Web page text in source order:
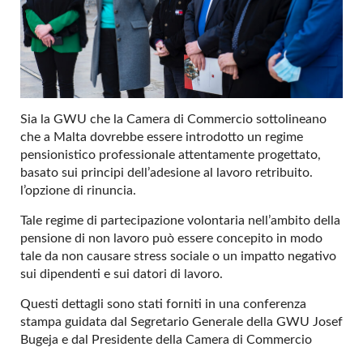
Sia la GWU che la Camera di Commercio sottolineano
che a Malta dovrebbe essere introdotto un regime
pensionistico professionale attentamente progettato,
basato sui principi dell’adesione al lavoro retribuito.
l’opzione di rinuncia.
Tale regime di partecipazione volontaria nell’ambito della
pensione di non lavoro può essere concepito in modo
tale da non causare stress sociale o un impatto negativo
sui dipendenti e sui datori di lavoro.
Questi dettagli sono stati forniti in una conferenza
stampa guidata dal Segretario Generale della GWU Josef
Bugeja e dal Presidente della Camera di Commercio